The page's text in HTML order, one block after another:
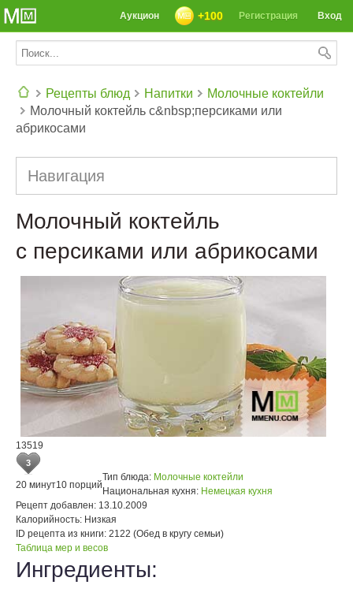
Вход
Регистрация
+100
Аукцион
Рецепты блюд Напитки
Молочные коктейли
Молочный коктейль с&nbsp;персиками или
абрикосами
Навигация
Молочный коктейль
с персиками или абрикосами
13519
3
20 минут10 порций
Тип блюда: Молочные коктейли
Национальная кухня: Немецкая кухня
Рецепт добавлен: 13.10.2009
Калорийность: Низкая
ID рецепта из книги: 2122 (Обед в кругу семьи)
Таблица мер и весов
Ингредиенты: